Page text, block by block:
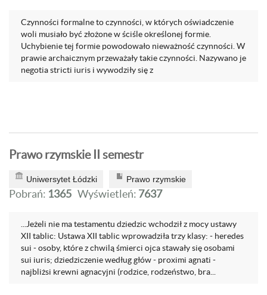
Czynności formalne to czynności, w których oświadczenie
woli musiało być złożone w ściśle określonej formie.
Uchybienie tej formie powodowało nieważność czynności. W
prawie archaicznym przeważały takie czynności. Nazywano je
negotia stricti iuris i wywodziły się z
Prawo rzymskie II semestr
Uniwersytet Łódzki Prawo rzymskie
Pobrań: 1365 Wyświetleń: 7637
...Jeżeli nie ma testamentu dziedzic wchodził z mocy ustawy
XII tablic: Ustawa XII tablic wprowadziła trzy klasy: - heredes
sui - osoby, które z chwilą śmierci ojca stawały się osobami
sui iuris; dziedziczenie według głów - proximi agnati -
najbliżsi krewni agnacyjni (rodzice, rodzeństwo, bra...